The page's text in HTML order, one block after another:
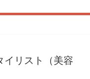
イリスト（美容